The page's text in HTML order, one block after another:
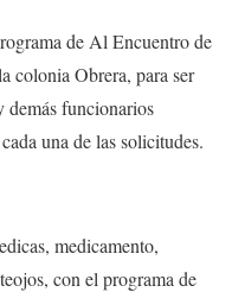
de Al Encuentro de
colonia Obrera, para ser
funcionarios
una de las solicitudes.
medicamento,
con el programa de